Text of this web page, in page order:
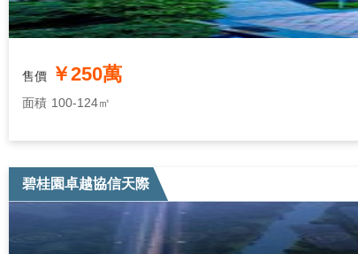
售價 ￥250萬
面積 100-124㎡
碧桂園卓越協信天際